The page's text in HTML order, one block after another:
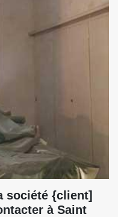
société {client]
à Saint